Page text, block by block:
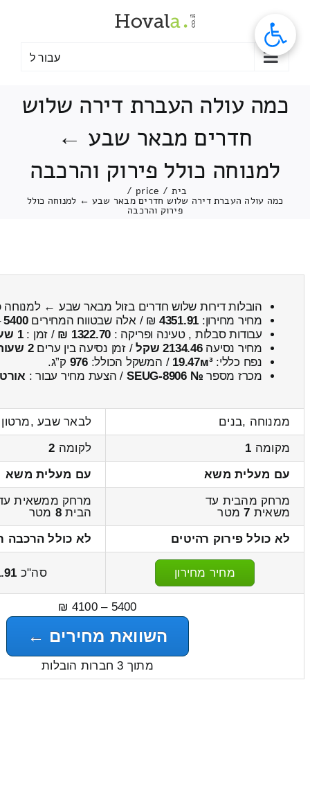
עבור ל
כמה עולה העברת דירה שלוש
חדרים מבאר שבע ←
למנוחה כולל פירוק והרכבה
בית /
price
/
כמה עולה העברת דירה שלוש חדרים מבאר שבע ← למנוחה כולל
פירוק והרכבה
הובלות דירות שלוש חדרים בזול מבאר שבע ← למנוחה
מחיר מחירון: 4351.91 ₪ / אלה שבטווח המחירים5400
עבודות סבלות , טעינה ופריקה : 1322.70 ₪ / זמן :1 שעות 5 דקות
מחיר נסיעה2134.46 שקל / זמן נסיעה בין ערים2 שעות , 55 דקות
נפח כללי:19.47м³ / המשקל הכולל:976 ק”ג.
מכרז מספר № SEUG-8906 / הצעת מחיר עבור :
ממנוחה ,בנים
לבאר שבע ,מרטון
מקומה 1 לקומה 2
עם מעלית משא
עם מעלית משא
מרחק מהבית עד
משאית 7מטר
מרחק ממשאית
הבית8 מטר
לא כולל פירוק רהיטים
לא כולל הרכבה
מחיר מחירון סה"כ
5400 – 4100 ₪
השוואת מחירים ←
מתוך 3 חברות הובלות